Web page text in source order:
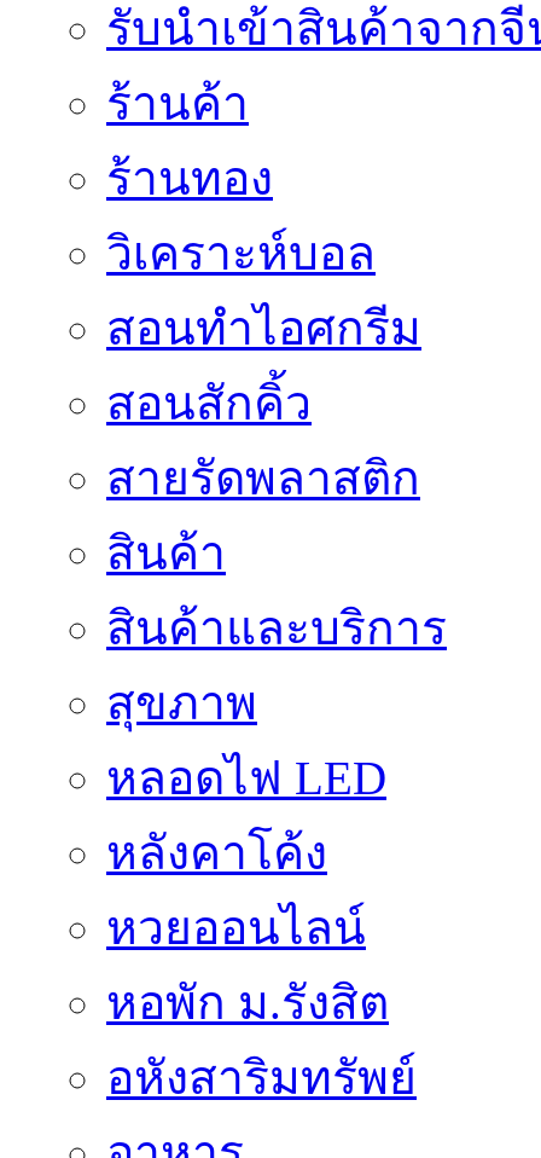
รับนำเข้าสินค้าจากจี
ร้านค้า
ร้านทอง
วิเคราะห์บอล
สอนทำไอศกรีม
สอนสักคิ้ว
สายรัดพลาสติก
สินค้า
สินค้าและบริการ
สุขภาพ
หลอดไฟ LED
หลังคาโค้ง
หวยออนไลน์
หอพัก ม.รังสิต
อหังสาริมทรัพย์